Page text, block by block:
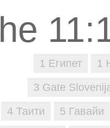
1
1 Египет
3 Gate
5 Гавайи
4 Таити